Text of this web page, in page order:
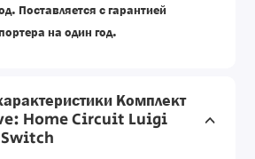
Поставляется с гарантией
на один год.
Комплект
Home Circuit Luigi